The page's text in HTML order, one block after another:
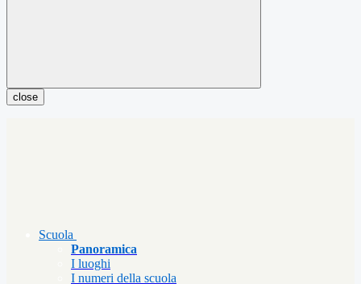
close
Scuola
Panoramica
I luoghi
I numeri della scuola